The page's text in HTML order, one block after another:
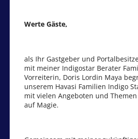
Werte Gäste,
als Ihr Gastgeber und
mit meiner Indigostar Berater
Vorreiterin, Doris Lordin Maya
unserem Havasi Familien Indigo
mit vielen Angeboten und
auf Magie.